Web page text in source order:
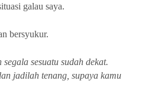
galau saya.
bersyukur.
sesuatu sudah dekat.
jadilah tenang, supaya kamu